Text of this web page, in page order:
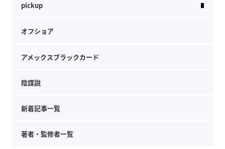
pickup
オフショア
アメックスブラックカード
陰謀説
新着記事一覧
著者・監修者一覧